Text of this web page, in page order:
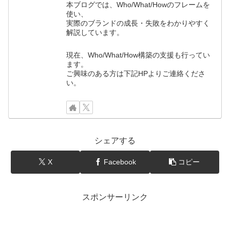
本ブログでは、Who/What/Howのフレームを
使い、
実際のブランドの成長・失敗をわかりやすく
解説しています。
現在、Who/What/How構築の支援も行ってい
ます。
ご興味のある方は下記HPよりご連絡くださ
い。
シェアする
X Facebook コピー
スポンサーリンク